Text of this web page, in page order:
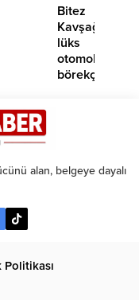
Bitez
Kavşağı’nda
lüks
otomobil
börekçiye
alan, belgeye dayalı